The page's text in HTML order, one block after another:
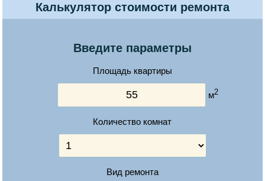
Калькулятор стоимости ремонта
Введите параметры
Площадь квартиры
м2
Количество комнат
Вид ремонта